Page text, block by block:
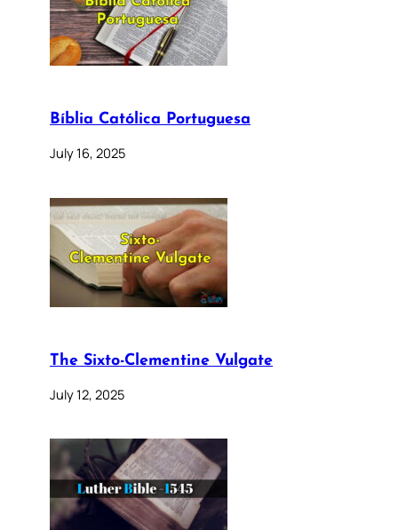
Bíblia Católica Portuguesa
July 16, 2025
The Sixto-Clementine Vulgate
July 12, 2025